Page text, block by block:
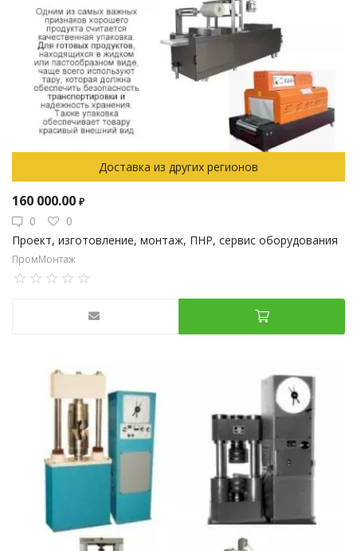
Доставка из других регионов
160 000.00 ₽
0
0
Проект, изготовление, монтаж, ПНР, сервис оборудования
ПромМонтаж